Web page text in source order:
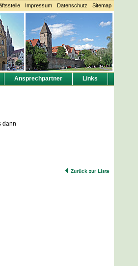
Ansprechpartner Links
Impressum Datenschutz Sitemap
dann
Zurück zur Liste